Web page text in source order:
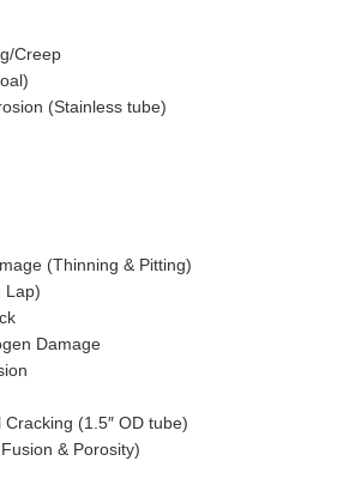
Creep
(Stainless tube)
(Thinning & Pitting)
Lap)
Damage
(1.5″ OD tube)
& Porosity)